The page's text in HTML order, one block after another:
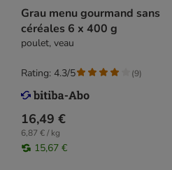
Grau menu gourmand sans
céréales 6 x 400 g
poulet, veau
16,49 €
6,87 € / kg
15,67 €
Rating: 4.3/5 (9)